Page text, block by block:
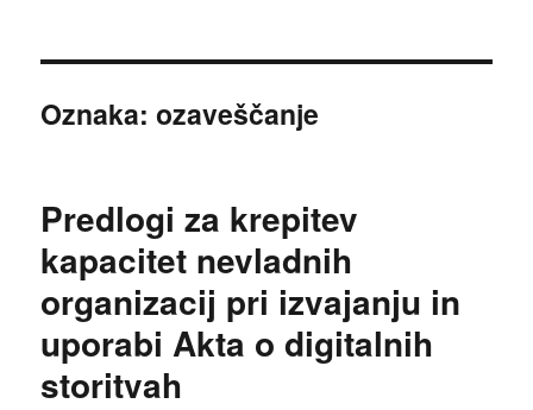
organizacij Slovenije
Oznaka:ozaveščanje
Predlogi za krepitev
kapacitet nevladnih
organizacij pri izvajanju in
uporabi Akta o digitalnih
storitvah